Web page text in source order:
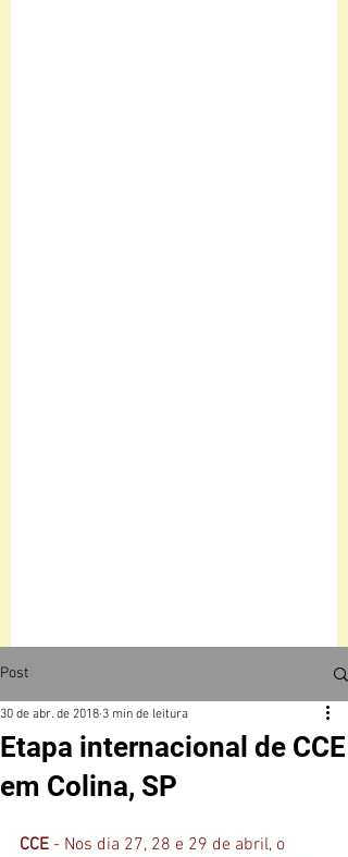
Post
Etapa internacional de CCE
em Colina, SP
30 de abr. de 2018 3 min de leitura
CCE - Nos dia 27, 28 e 29 de abril, o